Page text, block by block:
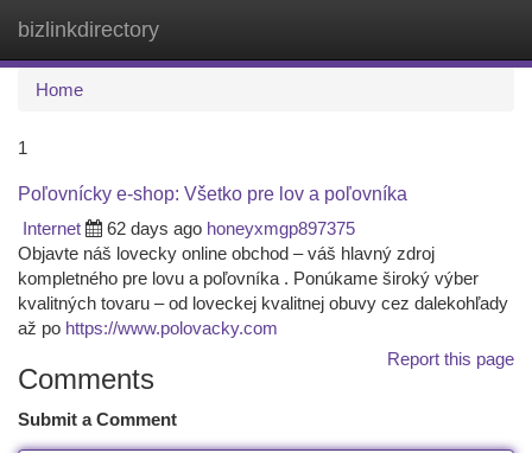
bizlinkdirectory
Home
1
Poľovnícky e-shop: Všetko pre lov a poľovníka
Internet
62 days ago honeyxmgp897375
Objavte náš lovecky online obchod – váš hlavný zdroj
kompletného pre lovu a poľovníka . Ponúkame široký výber
kvalitných tovaru – od loveckej kvalitnej obuvy cez dalekohľady
až po https://www.polovacky.com
Report this page
Comments
Submit a Comment